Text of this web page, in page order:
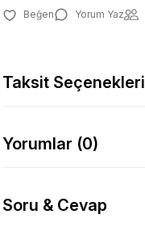
Yorum Yaz
Taksit Seçenekleri
Yorumlar (0)
Soru & Cevap